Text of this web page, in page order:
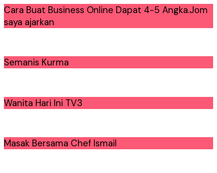
Cara Buat Business Online Dapat 4-5 Angka.Jom
saya ajarkan
Semanis Kurma
Wanita Hari Ini TV3
Masak Bersama Chef Ismail